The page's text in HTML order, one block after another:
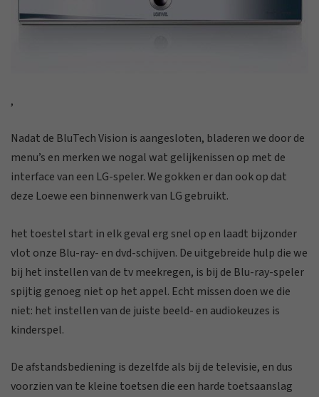
,
Nadat de BluTech Vision is aangesloten, bladeren we door de
menu’s en merken we nogal wat gelijkenissen op met de
interface van een LG-speler. We gokken er dan ook op dat
deze Loewe een binnenwerk van LG gebruikt.
het toestel start in elk geval erg snel op en laadt bijzonder
vlot onze Blu-ray- en dvd-schijven. De uitgebreide hulp die we
bij het instellen van de tv meekregen, is bij de Blu-ray-speler
spijtig genoeg niet op het appel. Echt missen doen we die
niet: het instellen van de juiste beeld- en audiokeuzes is
kinderspel.
De afstandsbediening is dezelfde als bij de televisie, en dus
voorzien van te kleine toetsen die een harde toetsaanslag